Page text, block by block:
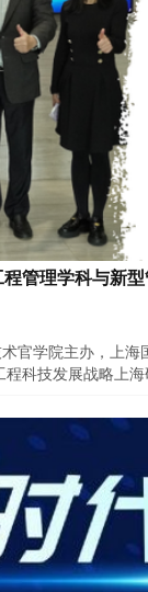
管理学科与新
官学院主办，上
科技发展战略上
型升级与新型管